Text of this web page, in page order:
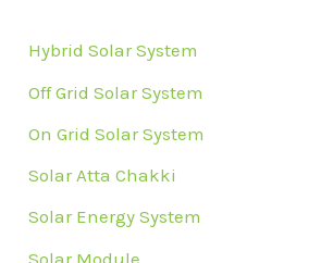
Hybrid Solar System
Off Grid Solar System
On Grid Solar System
Solar Atta Chakki
Solar Energy System
Solar Module